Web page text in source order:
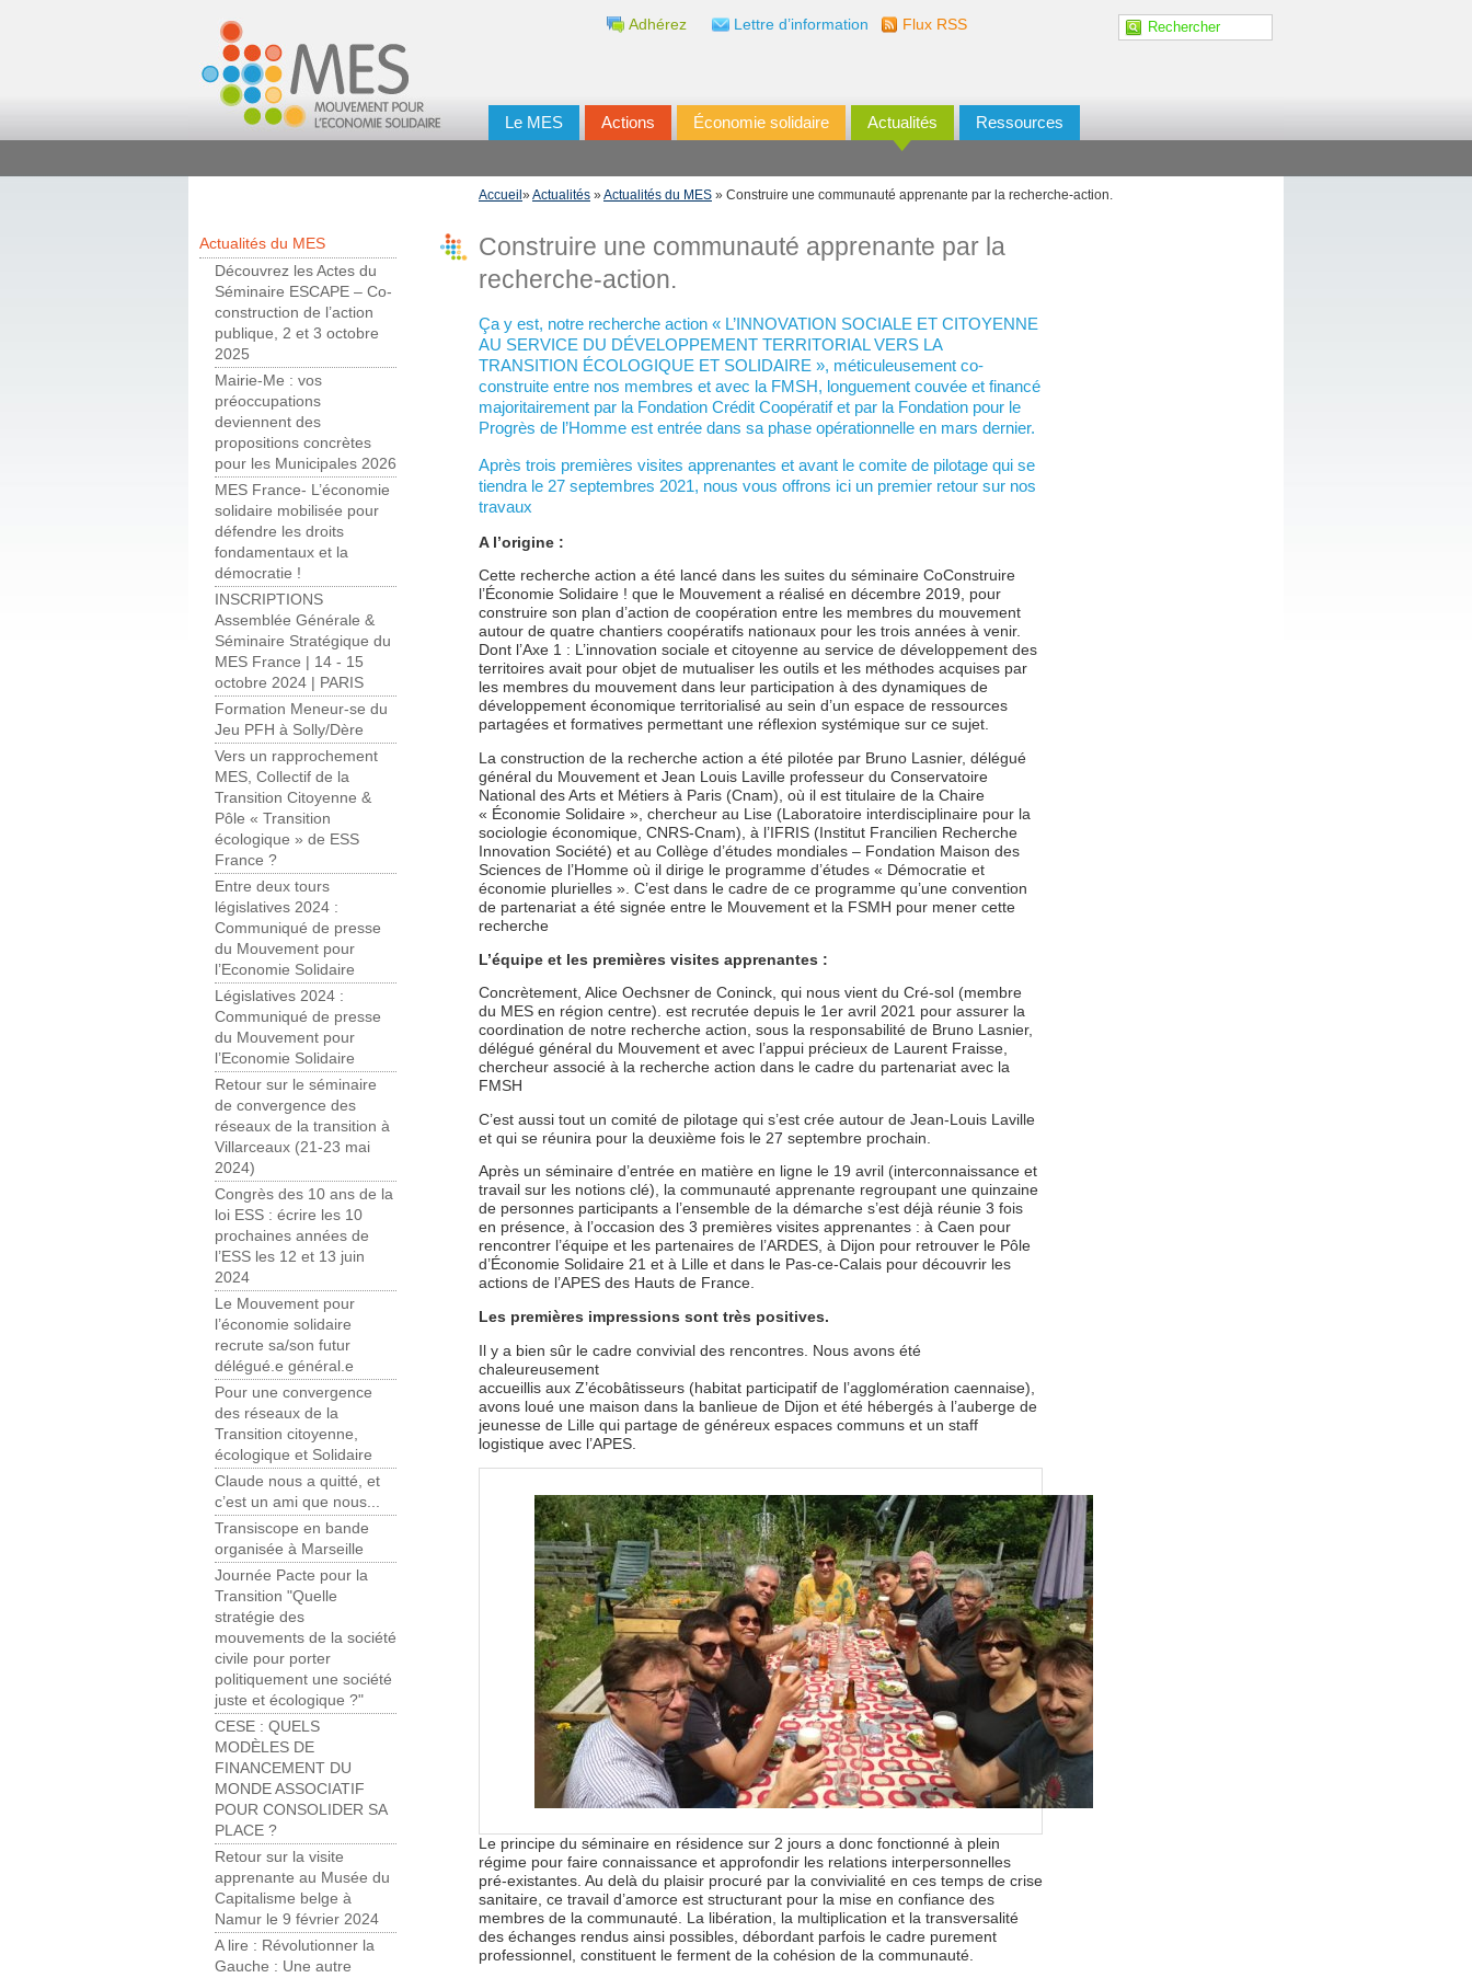
Le MES Actions Économie solidaire Actualités Ressources
Lettre d’information
Adhérez Flux RSS
Accueil »Actualités »Actualités du MES » Construire une communauté apprenante par la recherche-action.
Actualités du MES
Découvrez les Actes du
Séminaire ESCAPE – Co-
construction de l’action
publique, 2 et 3 octobre
2025
Mairie-Me : vos
préoccupations
deviennent des
propositions concrètes
pour les Municipales 2026
MES France- L’économie
solidaire mobilisée pour
défendre les droits
fondamentaux et la
démocratie !
INSCRIPTIONS
Assemblée Générale &
Séminaire Stratégique du
MES France | 14 - 15
octobre 2024 | PARIS
Formation Meneur-se du
Jeu PFH à Solly/Dère
Vers un rapprochement
MES, Collectif de la
Transition Citoyenne &
Pôle « Transition
écologique » de ESS
France ?
Entre deux tours
législatives 2024 :
Communiqué de presse
du Mouvement pour
l’Economie Solidaire
Législatives 2024 :
Communiqué de presse
du Mouvement pour
l’Economie Solidaire
Retour sur le séminaire
de convergence des
réseaux de la transition à
Villarceaux (21-23 mai
2024)
Congrès des 10 ans de la
loi ESS : écrire les 10
prochaines années de
l’ESS les 12 et 13 juin
2024
Le Mouvement pour
l’économie solidaire
recrute sa/son futur
délégué.e général.e
Pour une convergence
des réseaux de la
Transition citoyenne,
écologique et Solidaire
Claude nous a quitté, et
c’est un ami que nous...
Transiscope en bande
organisée à Marseille
Journée Pacte pour la
Transition "Quelle
stratégie des
mouvements de la société
civile pour porter
politiquement une société
juste et écologique ?"
CESE : QUELS
MODÈLES DE
FINANCEMENT DU
MONDE ASSOCIATIF
POUR CONSOLIDER SA
PLACE ?
Retour sur la visite
apprenante au Musée du
Capitalisme belge à
Namur le 9 février 2024
A lire : Révolutionner la
Gauche : Une autre
Construire une communauté apprenante par la
recherche-action.
Ça y est, notre recherche action « L’INNOVATION SOCIALE ET CITOYENNE
AU SERVICE DU DÉVELOPPEMENT TERRITORIAL VERS LA
TRANSITION ÉCOLOGIQUE ET SOLIDAIRE », méticuleusement co-
construite entre nos membres et avec la FMSH, longuement couvée et financé
majoritairement par la Fondation Crédit Coopératif et par la Fondation pour le
Progrès de l’Homme est entrée dans sa phase opérationnelle en mars dernier.
Après trois premières visites apprenantes et avant le comite de pilotage qui se
tiendra le 27 septembres 2021, nous vous offrons ici un premier retour sur nos
travaux
A l’origine :
Cette recherche action a été lancé dans les suites du séminaire CoConstruire
l’Économie Solidaire ! que le Mouvement a réalisé en décembre 2019, pour
construire son plan d’action de coopération entre les membres du mouvement
autour de quatre chantiers coopératifs nationaux pour les trois années à venir.
Dont l’Axe 1 : L’innovation sociale et citoyenne au service de développement des
territoires avait pour objet de mutualiser les outils et les méthodes acquises par
les membres du mouvement dans leur participation à des dynamiques de
développement économique territorialisé au sein d’un espace de ressources
partagées et formatives permettant une réflexion systémique sur ce sujet.
La construction de la recherche action a été pilotée par Bruno Lasnier, délégué
général du Mouvement et Jean Louis Laville professeur du Conservatoire
National des Arts et Métiers à Paris (Cnam), où il est titulaire de la Chaire
« Économie Solidaire », chercheur au Lise (Laboratoire interdisciplinaire pour la
sociologie économique, CNRS-Cnam), à l’IFRIS (Institut Francilien Recherche
Innovation Société) et au Collège d’études mondiales – Fondation Maison des
Sciences de l’Homme où il dirige le programme d’études « Démocratie et
économie plurielles ». C’est dans le cadre de ce programme qu’une convention
de partenariat a été signée entre le Mouvement et la FSMH pour mener cette
recherche
L’équipe et les premières visites apprenantes :
Concrètement, Alice Oechsner de Coninck, qui nous vient du Cré-sol (membre
du MES en région centre). est recrutée depuis le 1er avril 2021 pour assurer la
coordination de notre recherche action, sous la responsabilité de Bruno Lasnier,
délégué général du Mouvement et avec l’appui précieux de Laurent Fraisse,
chercheur associé à la recherche action dans le cadre du partenariat avec la
FMSH
C’est aussi tout un comité de pilotage qui s’est crée autour de Jean-Louis Laville
et qui se réunira pour la deuxième fois le 27 septembre prochain.
Après un séminaire d’entrée en matière en ligne le 19 avril (interconnaissance et
travail sur les notions clé), la communauté apprenante regroupant une quinzaine
de personnes participants a l’ensemble de la démarche s’est déjà réunie 3 fois
en présence, à l’occasion des 3 premières visites apprenantes : à Caen pour
rencontrer l’équipe et les partenaires de l’ARDES, à Dijon pour retrouver le Pôle
d’Économie Solidaire 21 et à Lille et dans le Pas-ce-Calais pour découvrir les
actions de l’APES des Hauts de France.
Les premières impressions sont très positives.
Il y a bien sûr le cadre convivial des rencontres. Nous avons été
chaleureusement
accueillis aux Z’écobâtisseurs (habitat participatif de l’agglomération caennaise),
avons loué une maison dans la banlieue de Dijon et été hébergés à l’auberge de
jeunesse de Lille qui partage de généreux espaces communs et un staff
logistique avec l’APES.
Le principe du séminaire en résidence sur 2 jours a donc fonctionné à plein
régime pour faire connaissance et approfondir les relations interpersonnelles
pré-existantes. Au delà du plaisir procuré par la convivialité en ces temps de crise
sanitaire, ce travail d’amorce est structurant pour la mise en confiance des
membres de la communauté. La libération, la multiplication et la transversalité
des échanges rendus ainsi possibles, débordant parfois le cadre purement
professionnel, constituent le ferment de la cohésion de la communauté.